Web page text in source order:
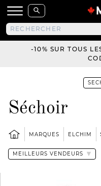
-10% SUR TOUS
Séchoir
MARQUES ELCHIM